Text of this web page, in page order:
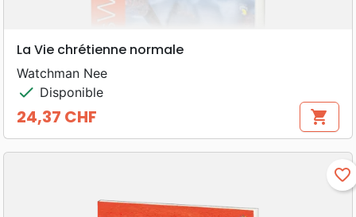
La Vie chrétienne normale
Watchman Nee
check Disponible
Prix
24,37 CHF shopping_cart
favorite_border